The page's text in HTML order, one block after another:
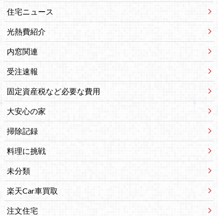
住宅ニュース
光熱費紹介
内窓関連
受注速報
固定資産税など必要な費用
大安心の家
掃除記録
料理に挑戦
未分類
楽天Car車買取
注文住宅